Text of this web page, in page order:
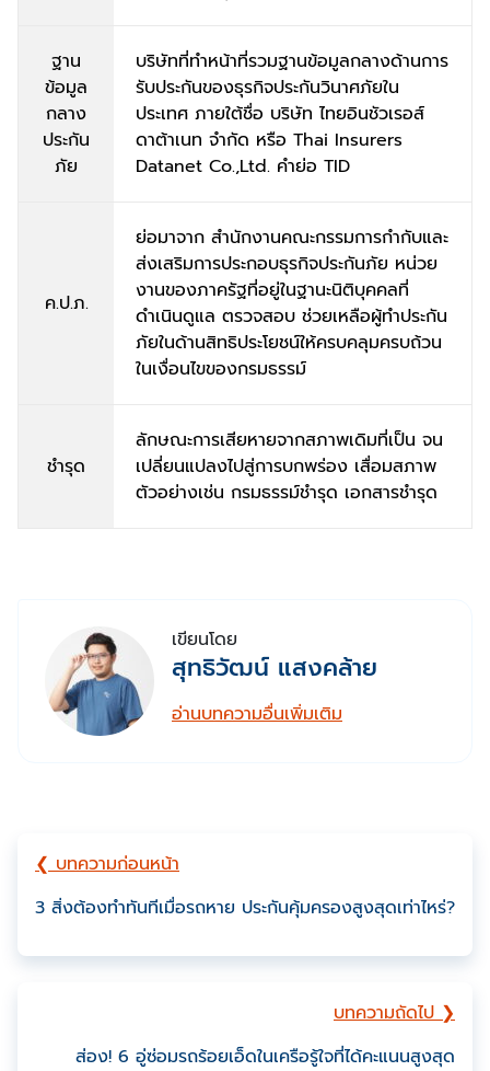
ฐาน
ข้อมูล
กลาง
ประกัน
ภัย
บริษัทที่ทำหน้าที่รวมฐานข้อมูลกลางด้านการ
รับประกันของธุรกิจประกันวินาศภัยใน
ประเทศ ภายใต้ชื่อ บริษัท ไทยอินชัวเรอส์
ดาต้าเนท จำกัด หรือ Thai Insurers
Datanet Co.,Ltd. คำย่อ TID
ค.ป.ภ.
ย่อมาจาก สำนักงานคณะกรรมการกำกับและ
ส่งเสริมการประกอบธุรกิจประกันภัย หน่วย
งานของภาครัฐที่อยู่ในฐานะนิติบุคคลที่
ดำเนินดูแล ตรวจสอบ ช่วยเหลือผู้ทำประกัน
ภัยในด้านสิทธิประโยชน์ให้ครบคลุมครบถ้วน
ในเงื่อนไขของกรมธรรม์
ชำรุด
ลักษณะการเสียหายจากสภาพเดิมที่เป็น จน
เปลี่ยนแปลงไปสู่การบกพร่อง เสื่อมสภาพ
ตัวอย่างเช่น กรมธรรม์ชำรุด เอกสารชำรุด
เขียนโดย
สุทธิวัฒน์ แสงคล้าย
อ่านบทความอื่นเพิ่มเติม
❮ บทความก่อนหน้า
3 สิ่งต้องทำทันทีเมื่อรถหาย ประกันคุ้มครองสูงสุดเท่าไหร่?
บทความถัดไป ❯
ส่อง! 6 อู่ซ่อมรถร้อยเอ็ดในเครือรู้ใจที่ได้คะแนนสูงสุด